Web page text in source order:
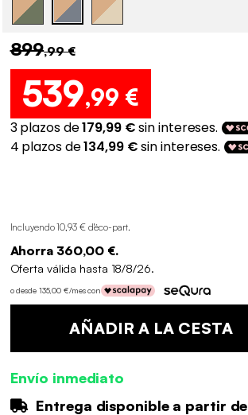
899,99 €
539,99 €
Incluyendo 10,93 € d'éco-part.
Ahorra 360,00 €.
Oferta válida hasta 18/8/26.
o desde 135,00 €/mes con
AÑADIR A LA CESTA
Envío inmediato
Entrega disponible a partir de